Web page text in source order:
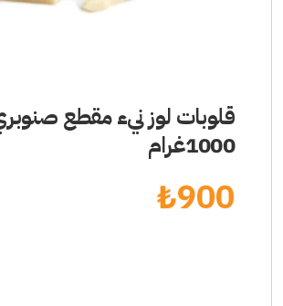
قلوبات لوز نيء مقطع
1000غرام
900
₺